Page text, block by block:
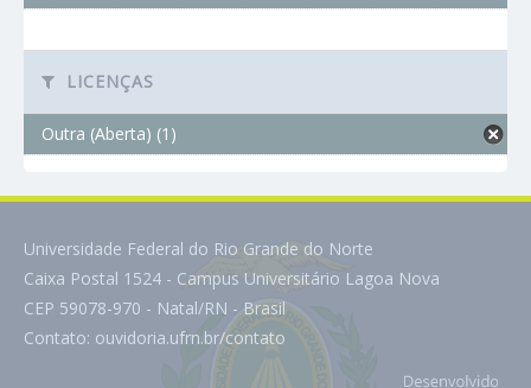
LICENÇAS
Outra (Aberta) (1)
Universidade Federal do Rio Grande do Norte
Caixa Postal 1524 - Campus Universitário Lagoa Nova
CEP 59078-970 - Natal/RN - Brasil
Contato: ouvidoria.ufrn.br/contato